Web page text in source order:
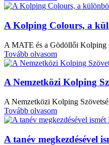
A Kolping Colours, a
A MATE és a Gödöllői Kolping
Tovább olvasom
A Nemzetközi Kolping
A Nemzetközi Kolping
Tovább olvasom
A tanév megkezdésével